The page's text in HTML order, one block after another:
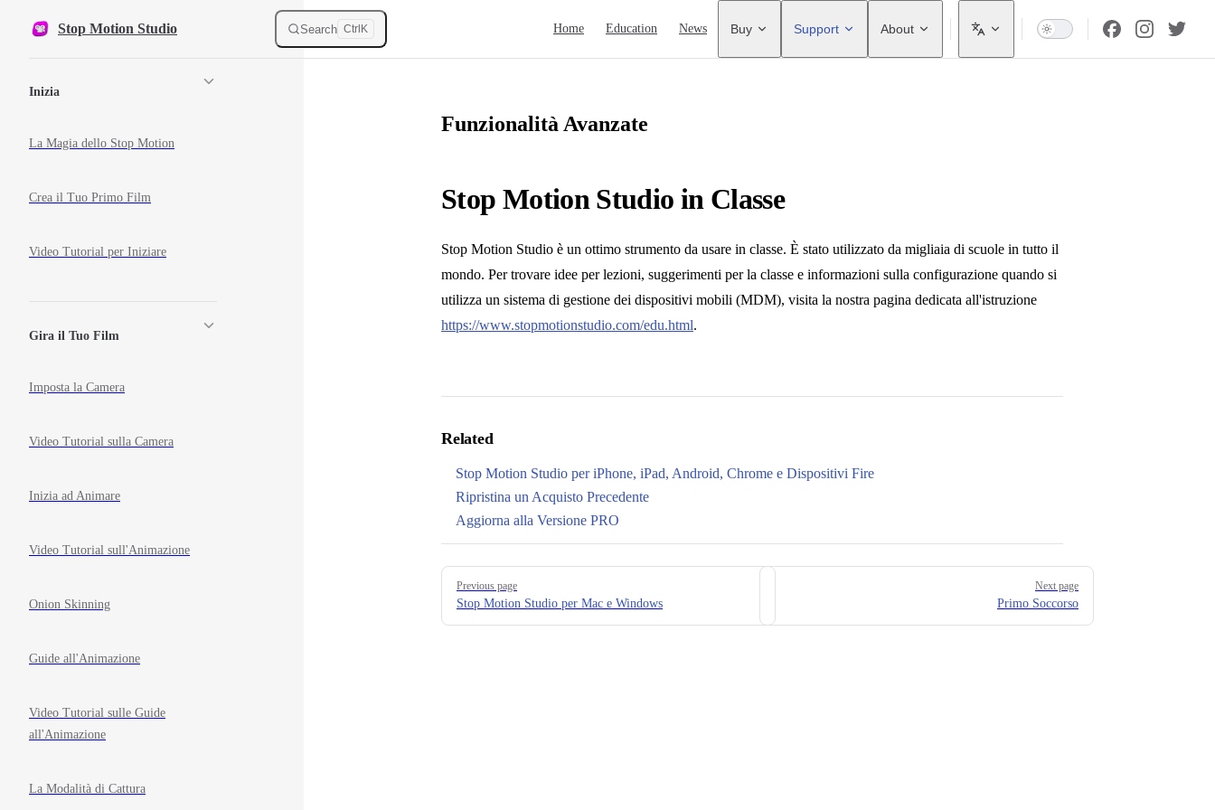
Skip to content
Stop Motion Studio Search Ctrl K Home Education News Buy Support About
Inizia
La Magia dello Stop Motion
Crea il Tuo Primo Film
Video Tutorial per Iniziare
Gira il Tuo Film
Imposta la Camera
Video Tutorial sulla Camera
Inizia ad Animare
Video Tutorial sull'Animazione
Onion Skinning
Guide all'Animazione
Video Tutorial sulle Guide
all'Animazione
La Modalità di Cattura
Funzionalità Avanzate
Stop Motion Studio in Classe
Stop Motion Studio è un ottimo strumento da usare in classe. È stato utilizzato da migliaia di scuole in tutto il
mondo. Per trovare idee per lezioni, suggerimenti per la classe e informazioni sulla configurazione quando si
utilizza un sistema di gestione dei dispositivi mobili (MDM), visita la nostra pagina dedicata all'istruzione
https://www.stopmotionstudio.com/edu.html.
Related
Stop Motion Studio per iPhone, iPad, Android, Chrome e Dispositivi Fire
Ripristina un Acquisto Precedente
Aggiorna alla Versione PRO
Pager
Previous page
Stop Motion Studio per Mac e Windows
Next page
Primo Soccorso